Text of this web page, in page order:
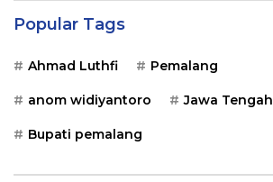
Popular Tags
Ahmad Luthfi Pemalang
anom widiyantoro Jawa Tengah
Bupati pemalang